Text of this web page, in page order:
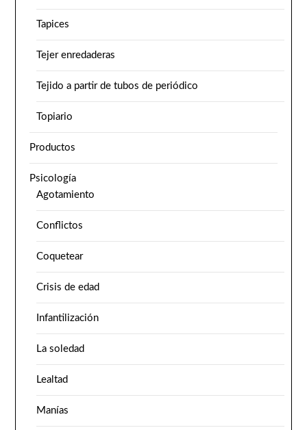
Tapices
Tejer enredaderas
Tejido a partir de tubos de periódico
Topiario
Productos
Psicología
Agotamiento
Conflictos
Coquetear
Crisis de edad
Infantilización
La soledad
Lealtad
Manías